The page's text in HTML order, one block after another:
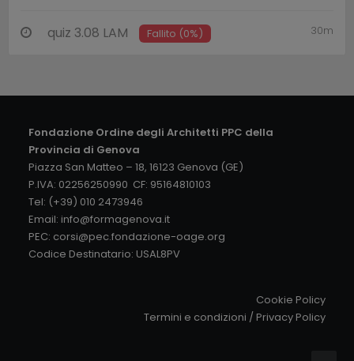
quiz 3.08 LAM Fallito (0%) 30m
Fondazione Ordine degli Architetti PPC della
Provincia di Genova
Piazza San Matteo – 18, 16123 Genova (GE)
P.IVA: 02256250990 CF: 95164810103
Tel: (+39) 010 2473946
Email: info@formagenova.it
PEC: corsi@pec.fondazione-oage.org
Codice Destinatario: USAL8PV
Cookie Policy
Termini e condizioni / Privacy Policy